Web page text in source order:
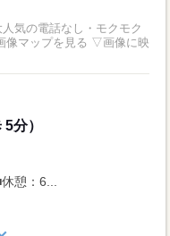
分）
憩：6...